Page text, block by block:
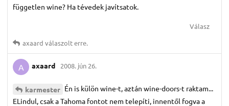
független wine? Ha tévedek javítsatok.
Válasz
axaard válaszolt erre.
A axaard 2008. jún 26.
karmester Én is külön wine-t, aztán wine-doors-t raktam...
ELindul, csak a Tahoma fontot nem telepíti, innentől fogva a